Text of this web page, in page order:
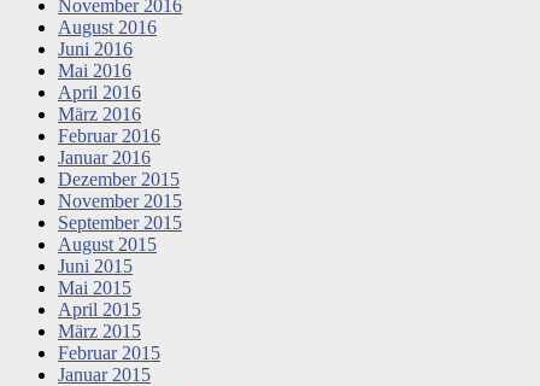
November 2016
August 2016
Juni 2016
Mai 2016
April 2016
März 2016
Februar 2016
Januar 2016
Dezember 2015
November 2015
September 2015
August 2015
Juni 2015
Mai 2015
April 2015
März 2015
Februar 2015
Januar 2015